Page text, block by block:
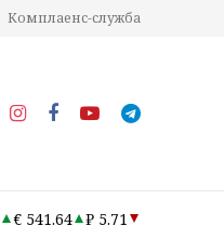
Комплаенс-служба
€ 541.64 ₽ 5.71